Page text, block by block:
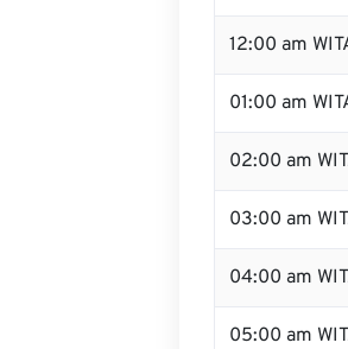
12:00 am
01:00 am
02:00 am
03:00 am
04:00 am
05:00 am